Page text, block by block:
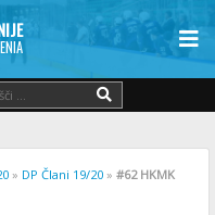
» DP Člani 19/20 » #62 HKMK